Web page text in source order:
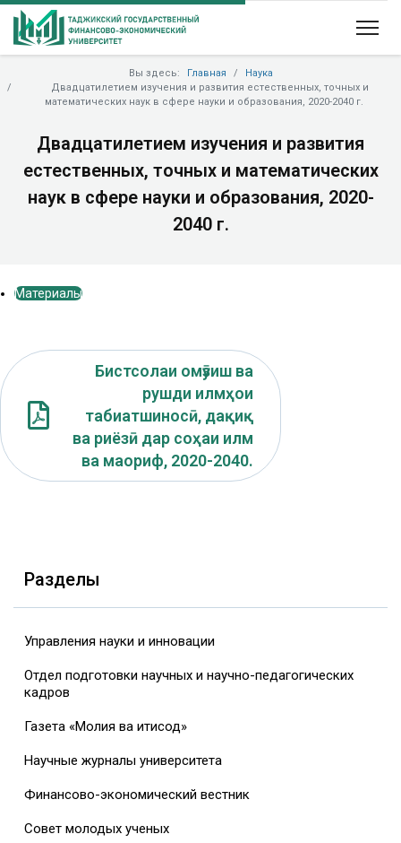
Вы здесь: Главная
Наука
Двадцатилетием изучения и развития естественных, точных и
математических наук в сфере науки и образования, 2020-2040 г.
Двадцатилетием изучения и развития
естественных, точных и математических
наук в сфере науки и образования, 2020-
2040 г.
Материалы
Бистсолаи омӯзиш ва
рушди илмҳои
табиатшиносӣ, дақиқ
ва риёзӣ дар соҳаи илм
ва маориф, 2020-2040.
Разделы
Управления науки и инновации
Отдел подготовки научных и научно-педагогических
кадров
Газета «Молия ва иқтисод»
Научные журналы университета
Финансово-экономический вестник
Совет молодых ученых